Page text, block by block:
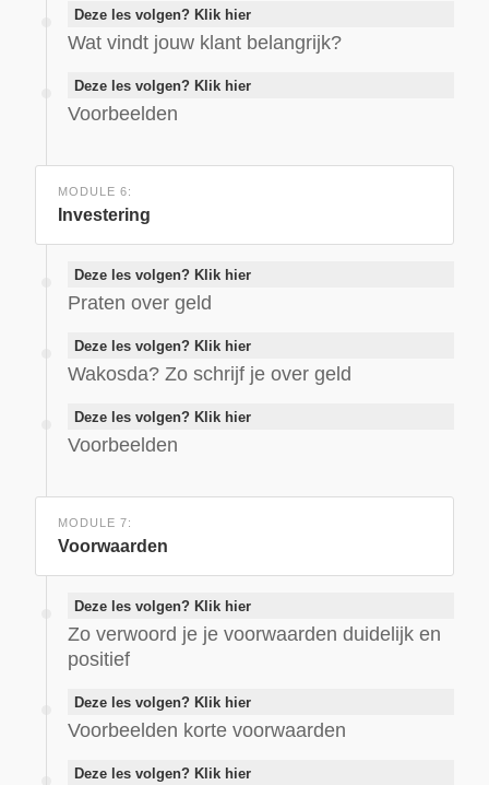
Deze les volgen? Klik hier
Wat vindt jouw klant belangrijk?
Deze les volgen? Klik hier
Voorbeelden
MODULE 6:
Investering
Deze les volgen? Klik hier
Praten over geld
Deze les volgen? Klik hier
Wakosda? Zo schrijf je over geld
Deze les volgen? Klik hier
Voorbeelden
MODULE 7:
Voorwaarden
Deze les volgen? Klik hier
Zo verwoord je je voorwaarden duidelijk en
positief
Deze les volgen? Klik hier
Voorbeelden korte voorwaarden
Deze les volgen? Klik hier